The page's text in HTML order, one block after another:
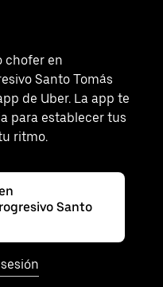
chofer en
Santo Tomás
de Uber. La app te
para establecer tus
ritmo.
Santo